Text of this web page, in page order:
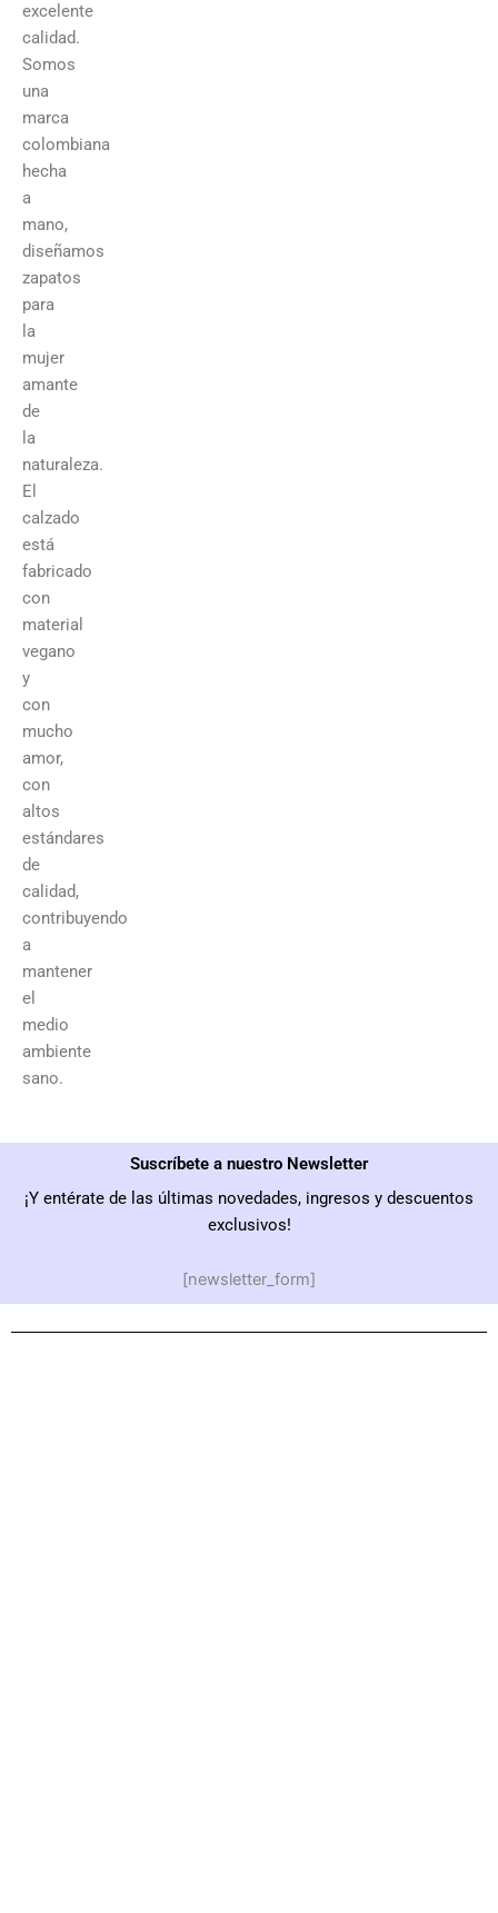
excelente
calidad.
Somos
una
marca
colombiana
hecha
a
mano,
diseñamos
zapatos
para
la
mujer
amante
de
la
naturaleza.
El
calzado
está
fabricado
con
material
vegano
y
con
mucho
amor,
con
altos
estándares
de
calidad,
contribuyendo
a
mantener
el
medio
ambiente
sano.
Suscríbete a nuestro Newsletter
¡Y entérate de las últimas novedades, ingresos y descuentos
exclusivos!
[newsletter_form]